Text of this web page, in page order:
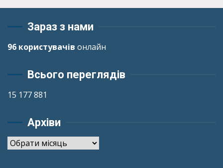
Зараз з нами
96 користувачів онлайн
Всього переглядів
15 177 881
Архіви
Архіви